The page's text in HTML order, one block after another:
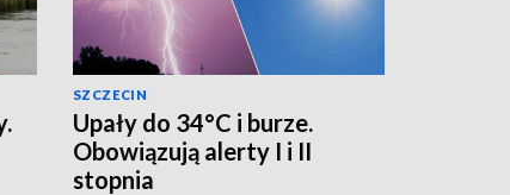
SZCZECIN
Upały do 34°C i burze.
Obowiązują alerty I i II
stopnia